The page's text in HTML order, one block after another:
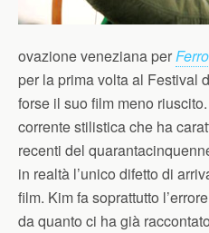
ovazione veneziana per
per la prima volta al Festival
forse il suo film meno
corrente stilistica che ha
recenti del
in realtà l’unico difetto di
film. Kim fa soprattutto
da quanto ci ha già